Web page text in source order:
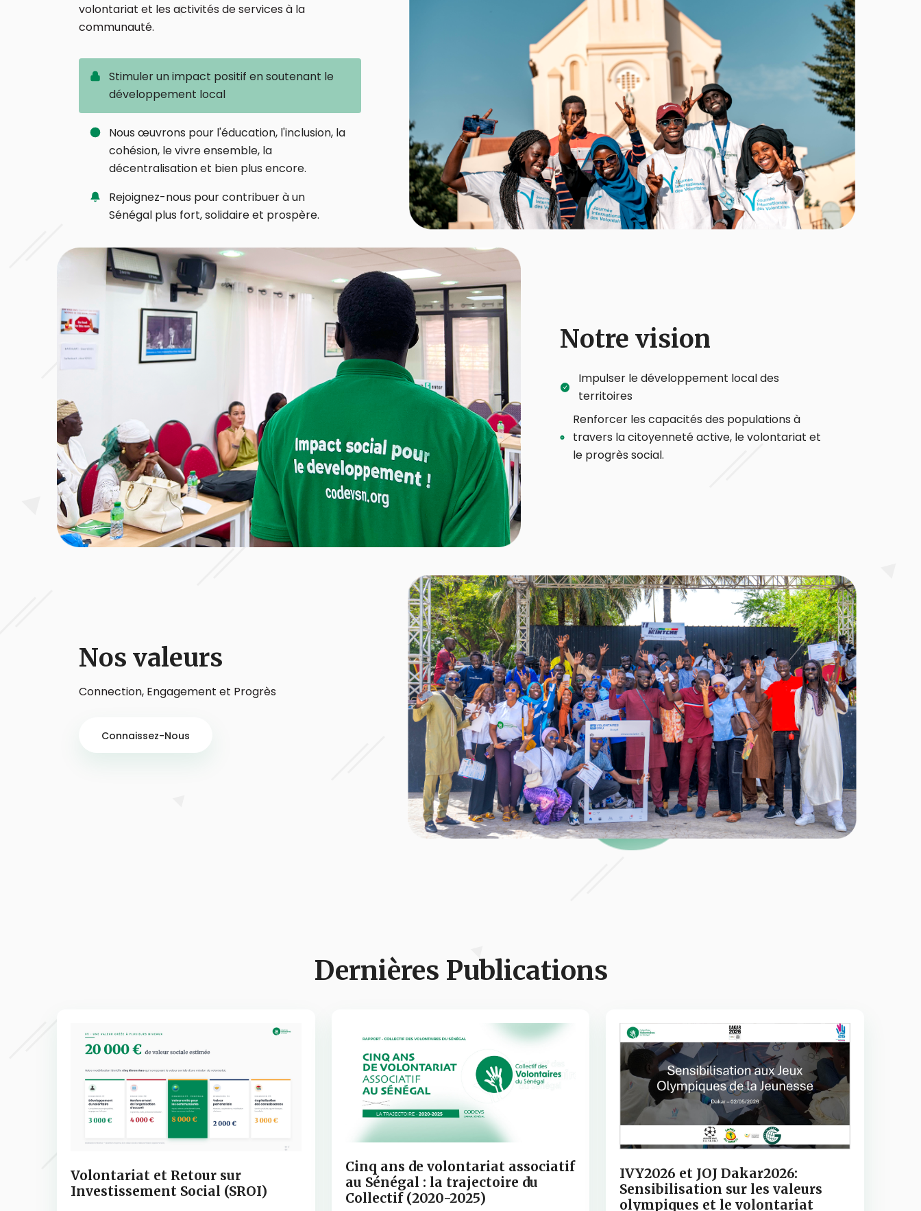
volontariat et les activités de services à la
communauté.
Stimuler un impact positif en soutenant le
développement local
Nous œuvrons pour l'éducation, l'inclusion, la
cohésion, le vivre ensemble, la
décentralisation et bien plus encore.
Rejoignez-nous pour contribuer à un
Sénégal plus fort, solidaire et prospère.
Notre vision
Impulser le développement local des
territoires
Renforcer les capacités des populations à
travers la citoyenneté active, le volontariat et
le progrès social.
Nos valeurs
Connection, Engagement et Progrès
Connaissez-Nous
Dernières Publications
Volontariat et Retour sur
Investissement Social (SROI)
Cinq ans de volontariat associatif
au Sénégal : la trajectoire du
Collectif (2020-2025)
IVY2026 et JOJ Dakar2026:
Sensibilisation sur les valeurs
olympiques et le volontariat